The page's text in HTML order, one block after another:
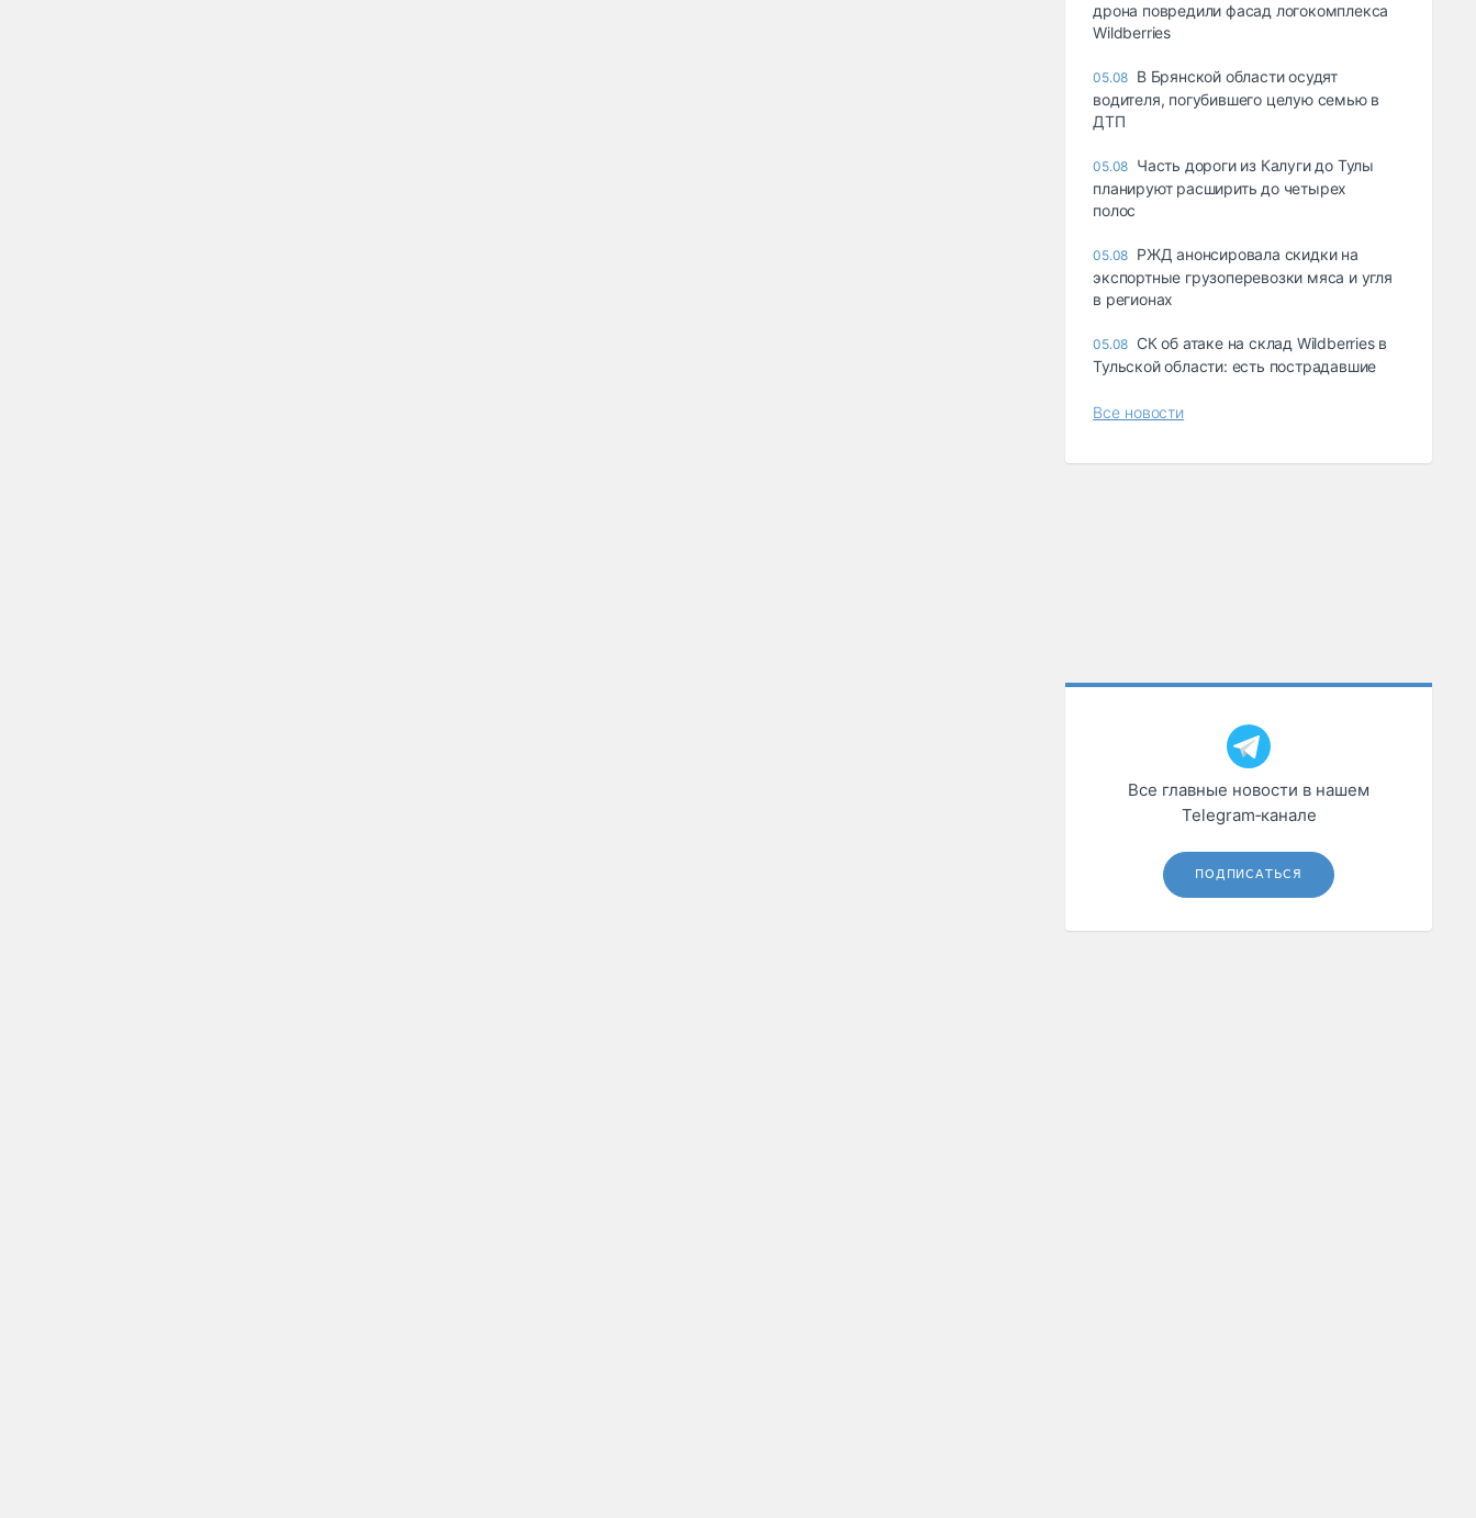
дрона повредили фасад логокомплекса
Wildberries
05.08 В Брянской области осудят
водителя, погубившего целую семью в
ДТП
05.08 Часть дороги из Калуги до Тулы
планируют расширить до четырех
полос
05.08 РЖД анонсировала скидки на
экспортные грузоперевозки мяса и угля
в регионах
05.08 СК об атаке на склад Wildberries в
Тульской области: есть пострадавшие
Все новости
Все главные новости в нашем
Telegram‑канале
ПОДПИСАТЬСЯ